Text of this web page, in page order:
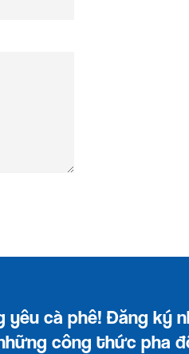
cà phê! Đăng ký
công thức pha